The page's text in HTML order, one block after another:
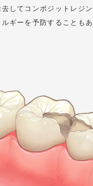
してコンポジットレジ
ギーを予防することもあ